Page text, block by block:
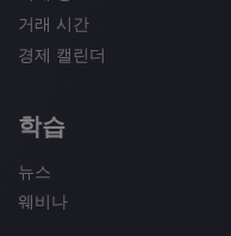
거래 시간
경제 캘린더
학습
뉴스
웨비나